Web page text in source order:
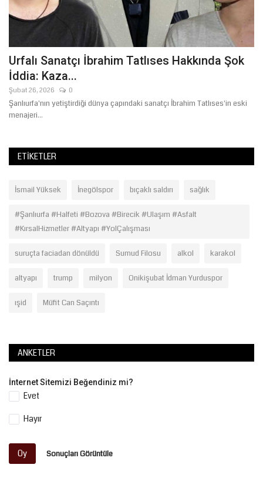
Urfalı Sanatçı İbrahim Tatlıses Hakkında Şok
İddia: Kaza...
Şubat 26, 2026 0
Şanlıurfa'nın yetiştirdiği dünya çapındaki sanatçı İbrahim Tatlıses'in eski
menajeri...
ETIKETLER
İsmail Yüksek İnegölspor bıçaklı saldırı sağlık
#Şanlıurfa #Halfeti #Bozova #Birecik #Ulaşım #Asfalt
#KırsalHizmetler #Altyapı #YolÇalışması
suruçta faciadan dönüldü Sumud Filosu alkol karakol
altyapı trump milyon Onikişubat İdman Yurduspor
ışid Müfit Can Saçıntı
ANKETLER
İnternet Sitemizi Beğendiniz mi?
Evet
Hayır
Oy Sonuçları Görüntüle